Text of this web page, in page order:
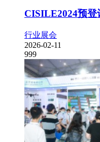
CISILE2024预登
行业展会
2026-02-11
999